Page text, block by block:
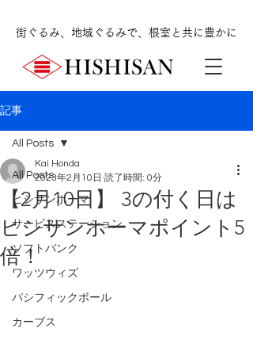
街ぐるみ、地域ぐるみで、根室と共に豊かに
記事
All Posts
ヒシサンホーマ
サービスステーション
ソフトバンク
ワッツウィズ
パシフィックボール
カーブス
All Posts
【2月10日】 3の付く日は
ヒシサンホーマポイント5
倍！
Kai Honda
2023年2月10日 読了時間: 0分